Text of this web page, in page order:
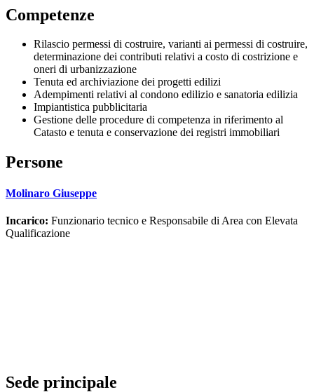
Competenze
Rilascio permessi di costruire, varianti ai permessi di costruire,
determinazione dei contributi relativi a costo di costrizione e
oneri di urbanizzazione
Tenuta ed archiviazione dei progetti edilizi
Adempimenti relativi al condono edilizio e sanatoria edilizia
Impiantistica pubblicitaria
Gestione delle procedure di competenza in riferimento al
Catasto e tenuta e conservazione dei registri immobiliari
Persone
Molinaro Giuseppe
Incarico: Funzionario tecnico e Responsabile di Area con Elevata
Qualificazione
Sede principale